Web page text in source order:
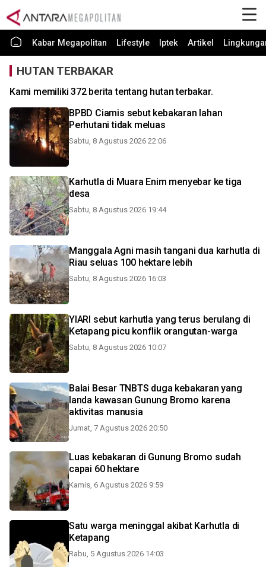
Kabar Megapolitan Lifestyle Iptek Artikel
HUTAN TERBAKAR
Kami memiliki 372 berita tentang hutan terbakar.
BPBD Ciamis sebut kebakaran lahan
Perhutani tidak meluas
Sabtu, 8 Agustus 2026 22:06
Karhutla di Muara Enim menyebar ke tiga
desa
Sabtu, 8 Agustus 2026 19:44
Manggala Agni masih tangani dua karhutla di
Riau seluas 100 hektare lebih
Sabtu, 8 Agustus 2026 16:03
YIARI sebut karhutla yang terus berulang di
Ketapang picu konflik orangutan-warga
Sabtu, 8 Agustus 2026 10:07
Balai Besar TNBTS duga kebakaran yang
landa kawasan Gunung Bromo karena
aktivitas manusia
Jumat, 7 Agustus 2026 20:50
Luas kebakaran di Gunung Bromo sudah
capai 60 hektare
Kamis, 6 Agustus 2026 9:59
Satu warga meninggal akibat Karhutla di
Ketapang
Rabu, 5 Agustus 2026 14:03